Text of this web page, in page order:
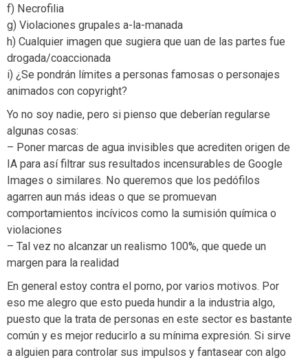
f) Necrofilia
g) Violaciones grupales a-la-manada
h) Cualquier imagen que sugiera que uan de las partes fue
drogada/coaccionada
i) ¿Se pondrán límites a personas famosas o personajes
animados con copyright?
Yo no soy nadie, pero si pienso que deberían regularse
algunas cosas:
– Poner marcas de agua invisibles que acrediten origen de
IA para así filtrar sus resultados incensurables de Google
Images o similares. No queremos que los pedófilos
agarren aun más ideas o que se promuevan
comportamientos incívicos como la sumisión química o
violaciones
– Tal vez no alcanzar un realismo 100%, que quede un
margen para la realidad
En general estoy contra el porno, por varios motivos. Por
eso me alegro que esto pueda hundir a la industria algo,
puesto que la trata de personas en este sector es bastante
común y es mejor reducirlo a su mínima expresión. Si sirve
a alguien para controlar sus impulsos y fantasear con algo